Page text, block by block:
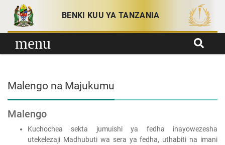
Skip to content
BENKI KUU YA TANZANIA
menu
Malengo na Majukumu
Malengo
Kuchochea sekta jumuishi ya fedha inayowezesha
utekelezaji Madhubuti wa sera ya fedha, uthabiti na imani